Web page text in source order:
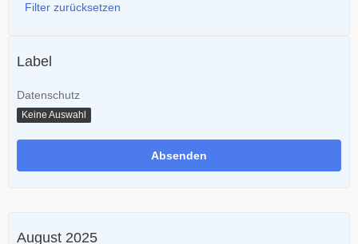
Filter zurücksetzen
Label
Datenschutz
Keine Auswahl
August 2025